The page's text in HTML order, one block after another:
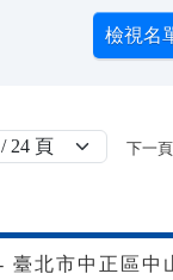
下一頁
臺北市中正區中